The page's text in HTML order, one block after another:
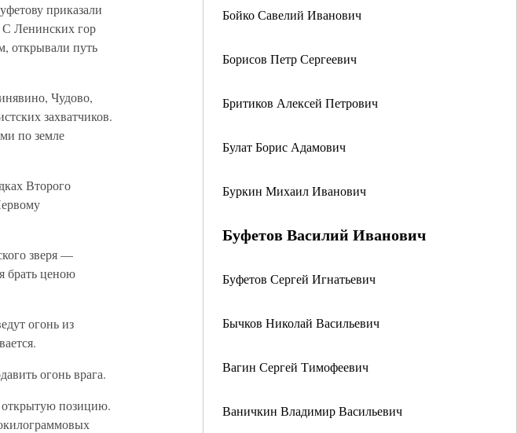
Бойко Савелий Иванович
Борисов Петр Сергеевич
Бритиков Алексей Петрович
Булат Борис Адамович
Буркин Михаил Иванович
Буфетов Василий Иванович
Буфетов Сергей Игнатьевич
Бычков Николай Васильевич
Вагин Сергей Тимофеевич
Ваничкин Владимир Васильевич
приказали
С Ленинских гор
открывали путь
Чудово,
захватчиков.
по земле
Второго
зверя —
брать ценою
огонь из
огонь врага.
открытую позицию.